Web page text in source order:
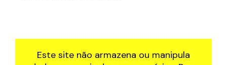
Este site não armazena ou manipula